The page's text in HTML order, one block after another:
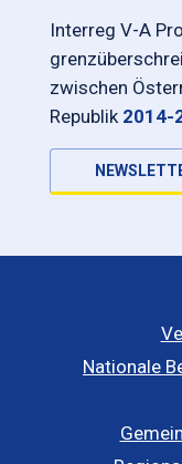
Interreg V-A
zwischen
Republik 2014-
Nationale